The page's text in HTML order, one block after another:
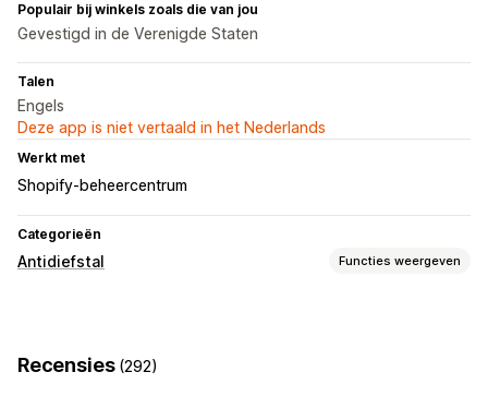
Populair bij winkels zoals die van jou
Gevestigd in de Verenigde Staten
Talen
Engels
Deze app is niet vertaald in het Nederlands
Werkt met
Shopify-beheercentrum
Categorieën
Antidiefstal Functies weergeven
Websitecode
Recensies (292)